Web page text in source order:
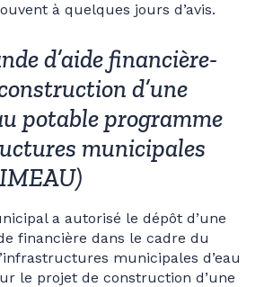
à quelques jours d’avis.
d’aide financière-
d’une
potable programme
municipales
a autorisé le dépôt d’une
financière dans le cadre du
municipales d’eau
le projet de construction d’une